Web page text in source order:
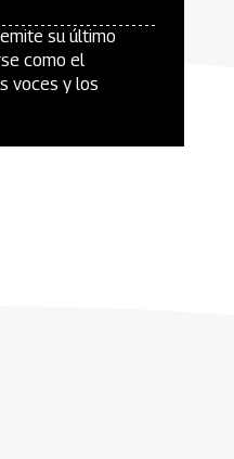
su último
como el
voces y los